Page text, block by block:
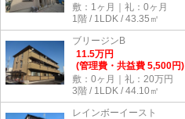
敷：1ヶ月｜礼：0ヶ月
1階 / 1LDK / 43.35㎡
ブリージンB
11.5万円
(管理費・共益費 5,500円)
敷：0ヶ月｜礼：20万円
3階 / 1LDK / 44.10㎡
レインボーイースト